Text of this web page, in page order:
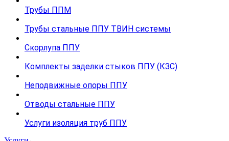
Трубы ППМ
Трубы стальные ППУ ТВИН системы
Скорлупа ППУ
Комплекты заделки стыков ППУ (КЗС)
Неподвижные опоры ППУ
Отводы стальные ППУ
Услуги изоляция труб ППУ